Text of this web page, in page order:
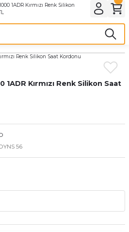
AYDINLATMA & ELEKTRİK
BİLGİSAYAR
1ADR Kırmızı Renk Silikon Saat
56